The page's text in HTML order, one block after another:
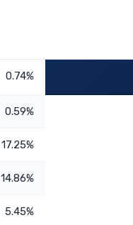
0.74%
0.59%
17.25%
14.86%
5.45%